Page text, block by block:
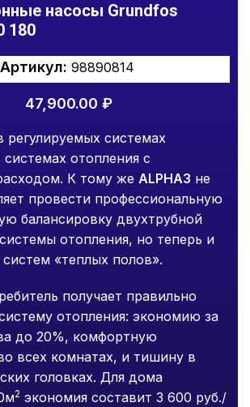
насосы Grundfos
180
Артикул: 98890814
47,900.00 ₽
регулируемых системах
отопления с
К тому же ALPHA3 не
провести профессиональную
балансировку двухтрубной
отопления, но теперь и
«теплых полов».
получает правильно
отопления: экономию за
до 20%, комфортную
всех комнатах, и тишину в
головках. Для дома
2 экономия составит 3 600 руб./